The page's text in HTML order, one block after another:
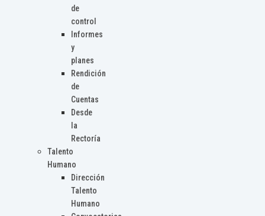
de
control
Informes
y
planes
Rendición
de
Cuentas
Desde
la
Rectoría
Talento
Humano
Dirección
Talento
Humano